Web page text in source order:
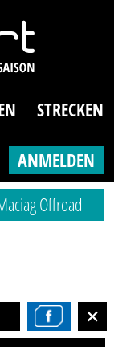
STRECKEN
ANMELDEN
Offroad